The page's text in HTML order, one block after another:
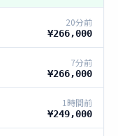
20分前
¥266,000
7分前
¥266,000
1時間前
¥249,000